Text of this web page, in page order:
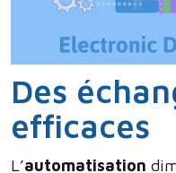
Des
efficaces
L’automatisation